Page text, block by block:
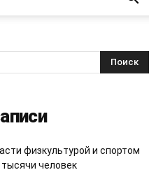
физкультурой и спортом
человек